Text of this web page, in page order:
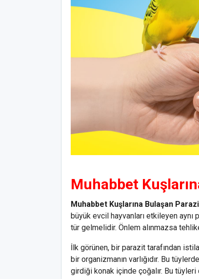
Muhabbet
Muhabbet Kuşlarına Bulaşan
büyük evcil hayvanları etkileyen aynı
tür gelmelidir. Önlem alınmazsa
İlk görünen, bir parazit tarafından
bir organizmanın varlığıdır. Bu
girdiği konak içinde çoğalır. Bu